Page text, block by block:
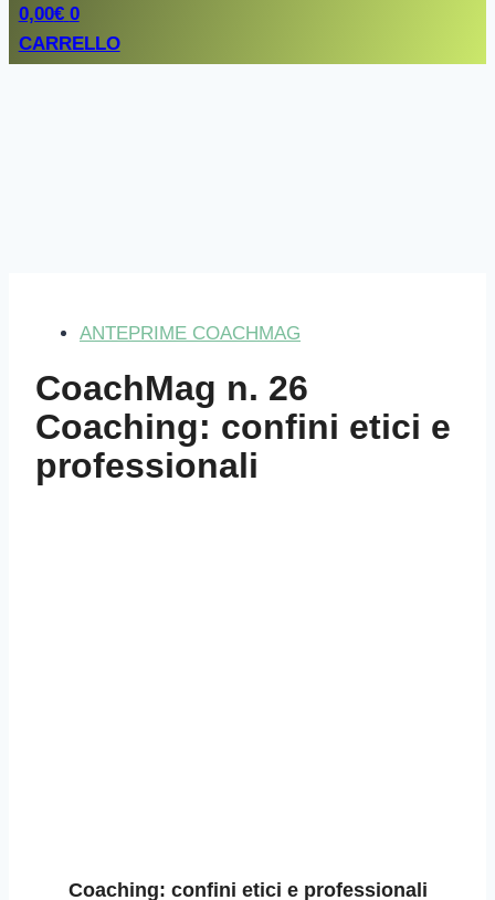
0,00€ 0
CARRELLO
ANTEPRIME COACHMAG
CoachMag n. 26
Coaching: confini etici e
professionali
Coaching: confini etici e professionali